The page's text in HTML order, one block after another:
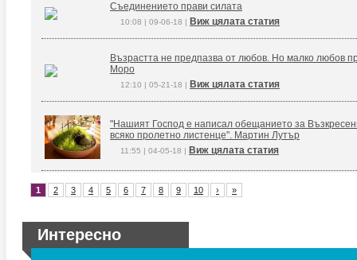
Съединението прави силата
10:08 | 09-06-18 | Виж цялата статия
Възрастта не предпазва от любов. Но малко любов
Моро
12:10 | 05-21-18 | Виж цялата статия
"Нашият Господ е написал обещанието за
всяко пролетно листенце". Мартин Лутър
11:55 | 04-05-18 | Виж цялата статия
1 2 3 4 5 6 7 8 9 10 › »
Интересно